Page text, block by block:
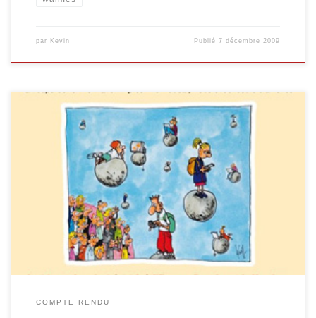
par Kevin Publié7 décembre 2009
Le 29 octobre a eu lieu, à l’Espace Duesberg de Verviers, la
journée d’échange « Ecran @ Plat ». Organisée par le CPVS (Centre
Verviétois de Promotion de la Santé et par le RéZéa (Réseau
d’échanges en matière d’assuétudes), offrait plusieurs « Regards
croisés sur les cyberconsommations, de l’enfant au jeune adulte ».
COMPTE RENDU